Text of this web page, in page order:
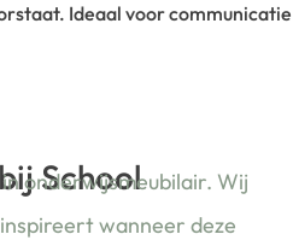
Ideaal voor communicatie
School
onderwijsmeubilair. Wij
wanneer deze